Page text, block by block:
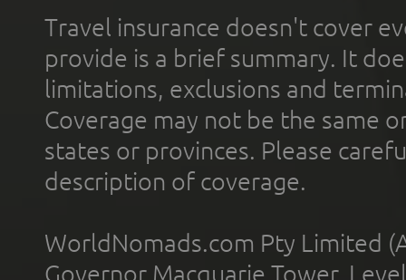
Travel insurance doesn't cover
provide is a brief summary. It
limitations, exclusions and
Coverage may not be the same
states or provinces. Please
description of coverage.
WorldNomads.com Pty Limited
Governor Macquarie Tower,